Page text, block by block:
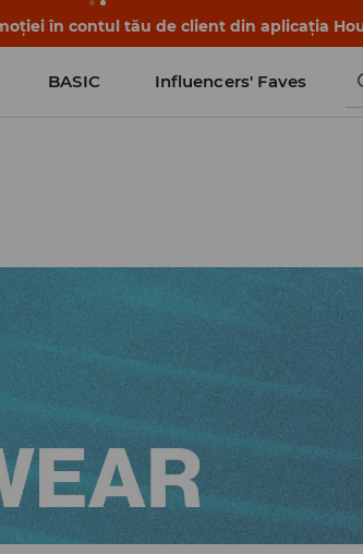
în contul tău de client din aplicația
BASIC Influencers' Faves